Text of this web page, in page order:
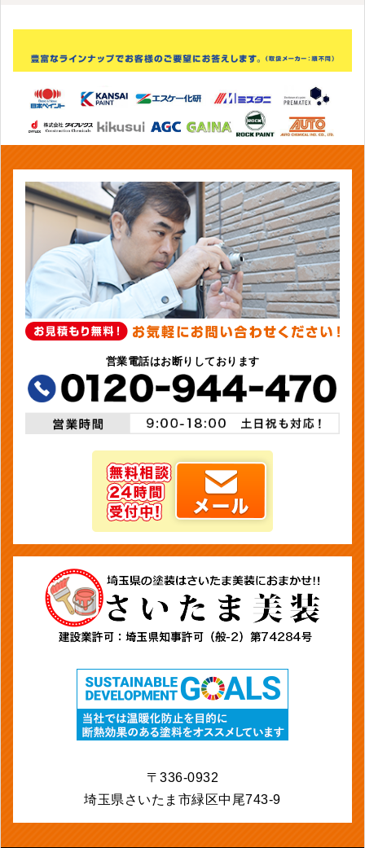
営業電話はお断りしております
〒336-0932
埼玉県さいたま市緑区中尾743-9